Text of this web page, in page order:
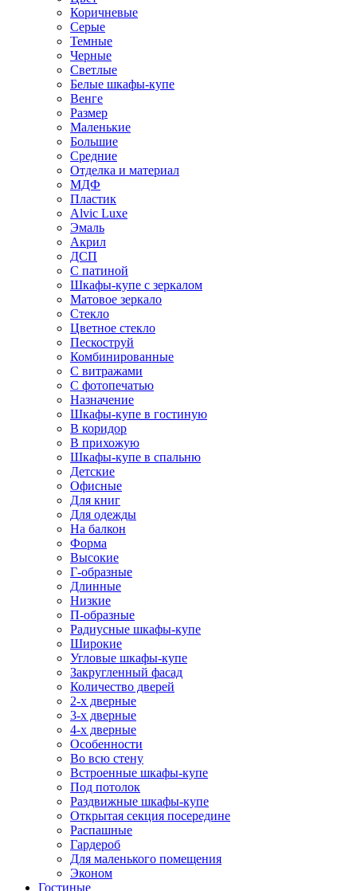
Коричневые
Серые
Темные
Черные
Светлые
Белые шкафы-купе
Венге
Размер
Маленькие
Большие
Средние
Отделка и материал
МДФ
Пластик
Alvic Luxe
Эмаль
Акрил
ДСП
С патиной
Шкафы-купе с зеркалом
Матовое зеркало
Стекло
Цветное стекло
Пескоструй
Комбинированные
С витражами
С фотопечатью
Назначение
Шкафы-купе в гостиную
В коридор
В прихожую
Шкафы-купе в спальню
Детские
Офисные
Для книг
Для одежды
На балкон
Форма
Высокие
Г-образные
Длинные
Низкие
П-образные
Радиусные шкафы-купе
Широкие
Угловые шкафы-купе
Закругленный фасад
Количество дверей
2-х дверные
3-х дверные
4-х дверные
Особенности
Во всю стену
Встроенные шкафы-купе
Под потолок
Раздвижные шкафы-купе
Открытая секция посередине
Распашные
Гардероб
Для маленького помещения
Эконом
Гостиные